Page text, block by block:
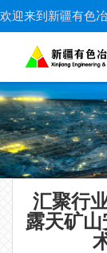
欢迎来到新疆有色
汇聚行
露天矿